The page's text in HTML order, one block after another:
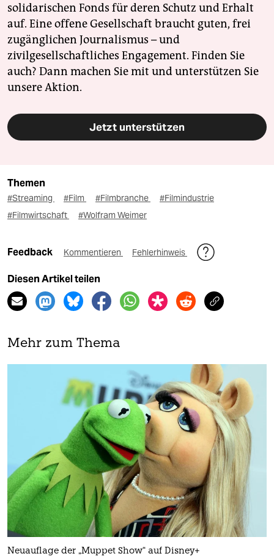
solidarischen Fonds für deren Schutz und Erhalt
auf. Eine offene Gesellschaft braucht guten, frei
zugänglichen Journalismus – und
zivilgesellschaftliches Engagement. Finden Sie
auch? Dann machen Sie mit und unterstützen Sie
unsere Aktion.
Jetzt unterstützen
Themen
#Streaming #Film #Filmbranche
#Filmindustrie
#Filmwirtschaft
#Wolfram Weimer
Feedback Kommentieren Fehlerhinweis
Diesen Artikel teilen
Mehr zum Thema
Neuauflage der „Muppet Show“ auf Disney+